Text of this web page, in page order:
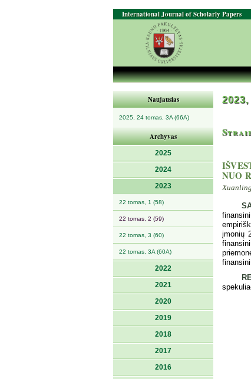
International Journal of Scholarly Papers
Naujausias
2025, 24 tomas, 3A (66A)
Archyvas
2025
2024
2023
22 tomas, 1 (58)
22 tomas, 2 (59)
22 tomas, 3 (60)
22 tomas, 3A (60A)
2022
2021
2020
2019
2018
2017
2016
2023,
NUO
įmonių